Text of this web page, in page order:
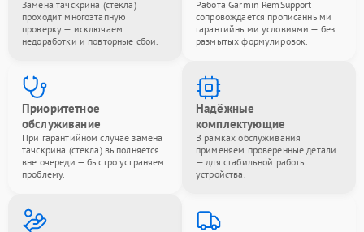
Замена тачскрина (стекла)
проходит многоэтапную
проверку — исключаем
недоработки и повторные сбои.
Работа Garmin RemSupport
сопровождается прописанными
гарантийными условиями — без
размытых формулировок.
Приоритетное
обслуживание
При гарантийном случае замена
тачскрина (стекла) выполняется
вне очереди — быстро устраняем
проблему.
Надёжные
комплектующие
В рамках обслуживания
применяем проверенные детали
— для стабильной работы
устройства.